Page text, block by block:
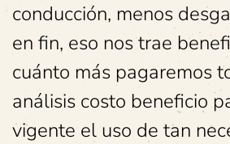
conducción, menos
en fin, eso nos trae
cuánto más pagaremos
análisis costo beneficio
vigente el uso de tan